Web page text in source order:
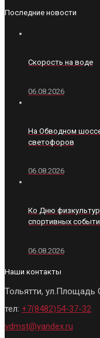
Последние новости
Скорость на воде
06.08.2026
На Обводном
светофоров
06.08.2026
Ко Дню
спортивных
06.08.2026
Наши контакты
Тольятти, ул.Площадь
тел: +7(8482)54-37-32
vdmst@yandex.ru